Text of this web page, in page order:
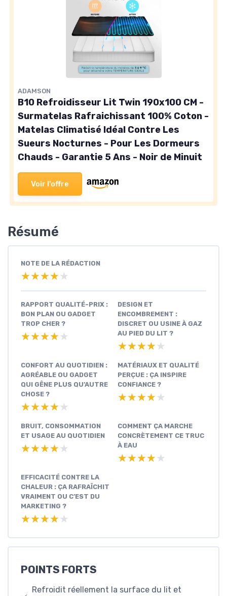
ADAMSON
B10 Refroidisseur Lit Twin 190x100 CM -
Surmatelas Rafraichissant 100% Coton -
Matelas Climatisé Idéal Contre Les
Sueurs Nocturnes - Pour Les Dormeurs
Chauds - Garantie 5 Ans - Noir de Minuit
Voir l'offre
Résumé
NOTE DE LA RÉDACTION
★★★★★
★★★★★
RAPPORT QUALITÉ-PRIX :
BON PLAN OU GADGET
TROP CHER ?
★★★★★
★★★★★
DESIGN ET
ENCOMBREMENT :
DISCRET OU USINE À GAZ
AU PIED DU LIT ?
★★★★★
★★★★★
CONFORT AU QUOTIDIEN :
AGRÉABLE OU GADGET
QUI GÊNE PLUS QU’AUTRE
CHOSE ?
★★★★★
★★★★★
MATÉRIAUX ET QUALITÉ
PERÇUE : ÇA INSPIRE
CONFIANCE ?
★★★★★
★★★★★
BRUIT, CONSOMMATION
ET USAGE AU QUOTIDIEN
★★★★★
★★★★★
COMMENT ÇA MARCHE
CONCRÈTEMENT CE TRUC
À EAU
★★★★★
★★★★★
EFFICACITÉ CONTRE LA
CHALEUR : ÇA RAFRAÎCHIT
VRAIMENT OU C’EST DU
MARKETING ?
★★★★★
★★★★★
POINTS FORTS
Refroidit réellement la surface du lit et